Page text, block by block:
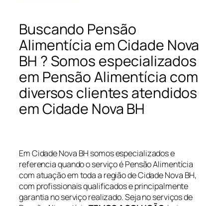
Buscando Pensão
Alimentícia em Cidade Nova
BH ? Somos especializados
em Pensão Alimentícia com
diversos clientes atendidos
em Cidade Nova BH
Em Cidade Nova BH somos especializados e
referencia quando o serviço é Pensão Alimentícia
com atuação em toda a região de Cidade Nova BH,
com profissionais qualificados e principalmente
garantia no serviço realizado. Seja no serviços de